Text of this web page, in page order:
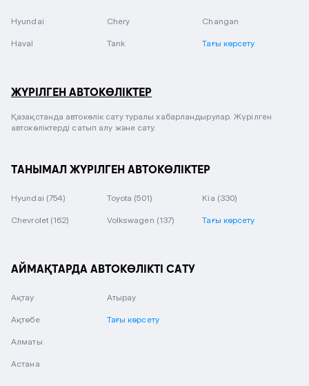
Hyundai Chery Changan
Haval Tank Тағы көрсету
ЖҮРІЛГЕН АВТОКӨЛІКТЕР
Қазақстанда автокөлік сату туралы хабарландырулар. Жүрілген
автокөліктерді сатып алу және сату.
ТАНЫМАЛ ЖҮРІЛГЕН АВТОКӨЛІКТЕР
Hyundai (754) Toyota (501) Kia (330)
Chevrolet (162) Volkswagen (137) Тағы көрсету
АЙМАҚТАРДА АВТОКӨЛІКТІ САТУ
Ақтау
Ақтөбе
Алматы
Астана
Атырау
Тағы көрсету